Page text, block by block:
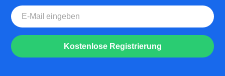
Kostenlose Registrierung